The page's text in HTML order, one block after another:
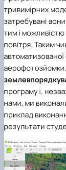
тривимірних
затребувані
тим і
повітря. Таким
програму і,
нами, ми
приклад
результати